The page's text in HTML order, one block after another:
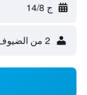
ج 14/8
2 من الضيوف، غرفة واحدة